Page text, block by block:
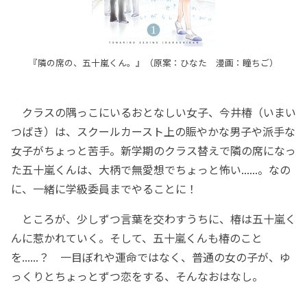
『隣の席の、五十嵐くん。』（原案：ひなた 漫画：瞳ちご）
クラスの隅っこにいるおとなしい女子、今井椿（いまい
つばき）は、スクールカースト上の賑やかな男子や派手な
女子がちょっと苦手。新学期のクラス替えで隣の席になっ
た五十嵐くんは、大柄で無愛想でちょっと怖い......。なの
に、一緒に学級委員までやることに！
ところが、少しずつ言葉を交わすうちに、椿は五十嵐く
んに惹かれていく。そして、五十嵐くんも椿のこと
を......？ 一目ぼれや運命ではなく、普通の女の子が、ゆ
っくりとちょっとずつ恋をする、そんなおはなし。